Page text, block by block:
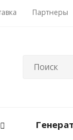
Партнеры